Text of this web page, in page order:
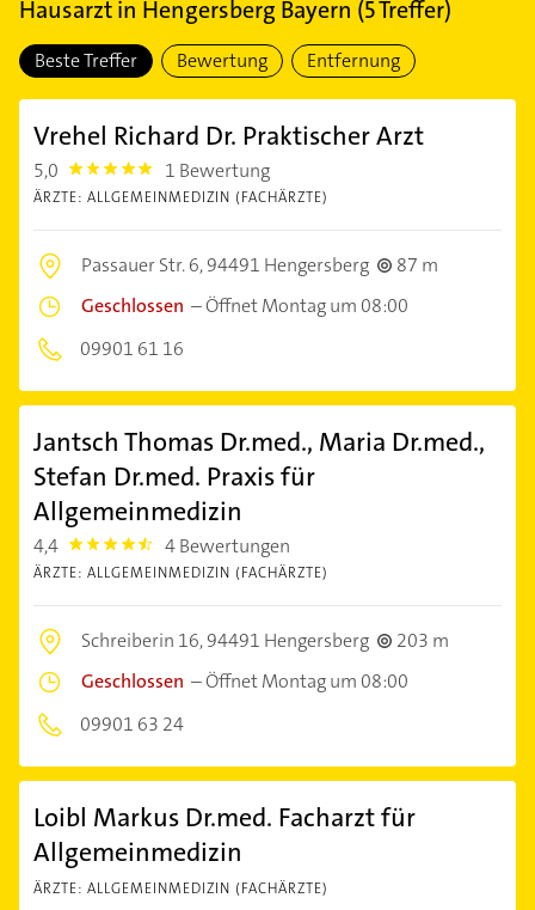
Hausarztin Hengersberg Bayern (5Treffer)
Beste Treffer Bewertung Entfernung
Vrehel Richard Dr. Praktischer Arzt
5,0 5.0 1 Bewertung
ÄRZTE: ALLGEMEINMEDIZIN (FACHÄRZTE)
Passauer Str. 6,94491 Hengersberg
87 m
Geschlossen –Öffnet Montag um 08:00
09901 61 16
Jantsch Thomas Dr.med., Maria Dr.med.,
Stefan Dr.med. Praxis für
Allgemeinmedizin
4,4 4.4 4 Bewertungen
ÄRZTE: ALLGEMEINMEDIZIN (FACHÄRZTE)
Schreiberin 16,94491 Hengersberg
203 m
Geschlossen –Öffnet Montag um 08:00
09901 63 24
Loibl Markus Dr.med. Facharzt für
Allgemeinmedizin
ÄRZTE: ALLGEMEINMEDIZIN (FACHÄRZTE)